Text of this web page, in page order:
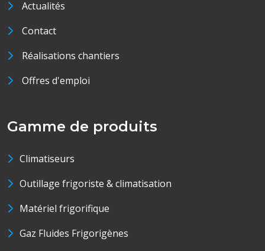
Actualités
Contact
Réalisations chantiers
Offres d'emploi
Gamme de produits
Climatiseurs
Outillage frigoriste & climatisation
Matériel frigorifique
Gaz Fluides Frigorigènes